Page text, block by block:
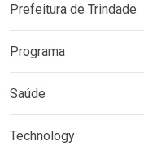
Prefeitura de Trindade
Programa
Saúde
Technology